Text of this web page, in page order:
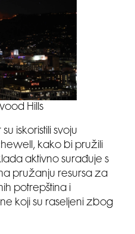
Hills
iskoristili svoju
kako bi pružili
aktivno surađuje s
pružanju resursa za
potrepština i
koji su raseljeni zbog